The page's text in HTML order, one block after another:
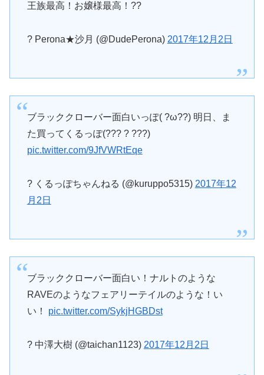
王族最高！お嬢様最高！??
? Perona★沙月 (@DudePerona) 2017年12月2日
ブラッククローバー面白いっぽ( ?ω??) 明日、ま
た買ってくるっぽ(??? ? ???)
pic.twitter.com/9JfVWRtEqe
? くるっぽちゃんねる (@kuruppo5315) 2017年12
月2日
ブラッククローバー面白い！ナルトのような
RAVEのようなフェアリーテイルのような！い
い！ pic.twitter.com/SykjHGBDst
? 中澤大樹 (@taichan1123) 2017年12月2日